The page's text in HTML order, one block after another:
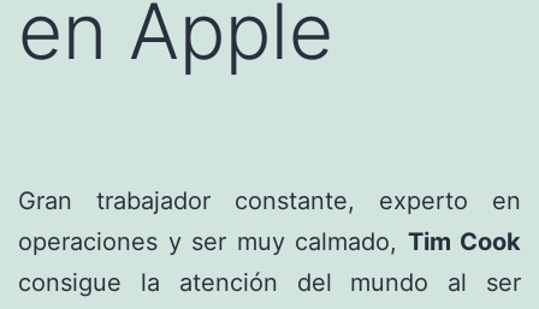
en Apple
Gran trabajador constante, experto en
operaciones y ser muy calmado, Tim Cook
consigue la atención del mundo al ser